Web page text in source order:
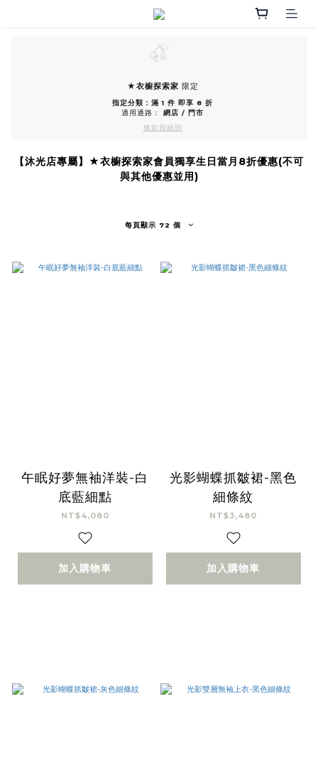
★衣櫥探索家 限定
指定分類：滿 1 件 即享 8 折
適用通路： 網店 /
門市
條款與細則
【沐光店專屬】★衣櫥探索家會員獨享生日當月8折優惠(不可
與其他優惠並用)
每頁顯示 72 個
午眠好夢無袖洋裝-白
底藍細點
NT$4,080
加入購物車
光影蝴蝶抓皺裙-黑色
細條紋
NT$3,480
加入購物車